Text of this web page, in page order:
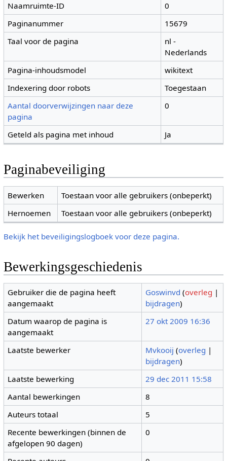
Naamruimte-ID
0
Paginanummer
15679
Taal voor de pagina
nl -
Nederlands
Pagina-inhoudsmodel
wikitext
Indexering door robots
Toegestaan
Aantal doorverwijzingen naar deze
pagina
0
Geteld als pagina met inhoud Ja
Paginabeveiliging
Bewerken
Toestaan voor alle gebruikers (onbeperkt)
Hernoemen
Toestaan voor alle gebruikers (onbeperkt)
Bekijk het beveiligingslogboek voor deze pagina.
Bewerkingsgeschiedenis
Gebruiker die de pagina heeft
aangemaakt
Goswinvd (overleg |
bijdragen)
Datum waarop de pagina is
aangemaakt
27 okt 2009 16:36
Laatste bewerker Mvkooij (overleg |
bijdragen)
Laatste bewerking
29 dec 2011 15:58
Aantal bewerkingen
8
Auteurs totaal
5
Recente bewerkingen (binnen de
afgelopen 90 dagen)
0